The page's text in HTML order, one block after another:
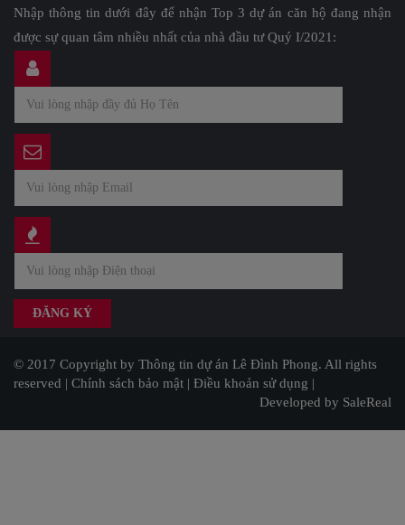
Nhập thông tin dưới đây để nhận Top 3 dự án căn hộ đang nhận
được sự quan tâm nhiều nhất của nhà đầu tư Quý I/2021:
© 2017 Copyright by Thông tin dự án Lê Đình Phong. All rights
reserved | Chính sách bảo mật | Điều khoản sử dụng |
Developed by SaleReal